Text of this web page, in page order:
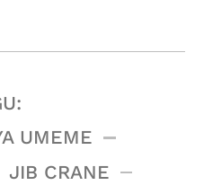
UMEME
JIB CRANE